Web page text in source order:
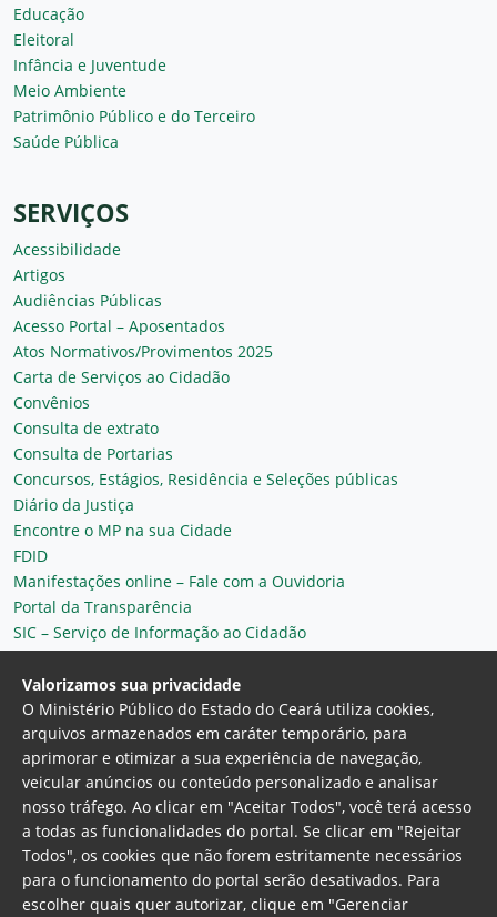
Educação
Eleitoral
Infância e Juventude
Meio Ambiente
Patrimônio Público e do Terceiro
Saúde Pública
SERVIÇOS
Acessibilidade
Artigos
Audiências Públicas
Acesso Portal – Aposentados
Atos Normativos/Provimentos 2025
Carta de Serviços ao Cidadão
Convênios
Consulta de extrato
Consulta de Portarias
Concursos, Estágios, Residência e Seleções públicas
Diário da Justiça
Encontre o MP na sua Cidade
FDID
Manifestações online – Fale com a Ouvidoria
Portal da Transparência
SIC – Serviço de Informação ao Cidadão
Plantão MP do Ceará
Secretaria Geral
Ministério Público do Estado do Ceará
Procuradoria Geral de Justiça Av. Gen. Afonso
Valorizamos sua privacidade
O Ministério Público do Estado do Ceará utiliza cookies,
arquivos armazenados em caráter temporário, para
aprimorar e otimizar a sua experiência de navegação,
veicular anúncios ou conteúdo personalizado e analisar
nosso tráfego. Ao clicar em "Aceitar Todos", você terá acesso
a todas as funcionalidades do portal. Se clicar em "Rejeitar
Todos", os cookies que não forem estritamente necessários
para o funcionamento do portal serão desativados. Para
escolher quais quer autorizar, clique em "Gerenciar